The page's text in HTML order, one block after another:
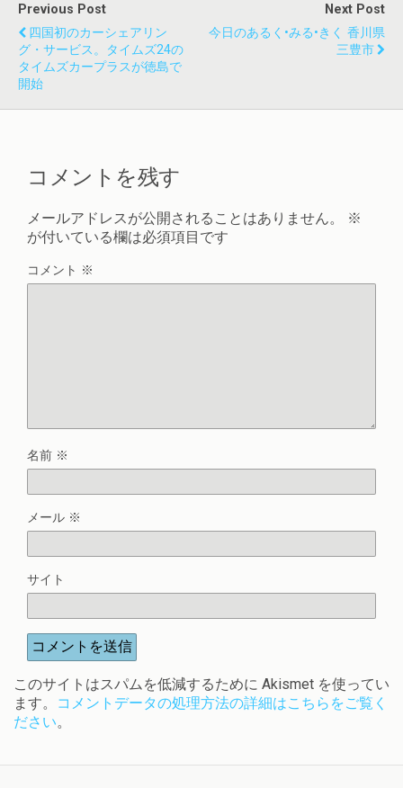
Previous Post
四国初のカーシェアリン
グ・サービス。タイムズ24の
タイムズカープラスが徳島で
開始
Next Post
今日のあるく•みる•きく 香川県
三豊市
コメントを残す
メールアドレスが公開されることはありません。
※
が付いている欄は必須項目です
コメント ※
名前 ※
メール ※
サイト
このサイトはスパムを低減するために Akismet を使ってい
ます。
コメントデータの処理方法の詳細はこちらをご覧く
ださい。